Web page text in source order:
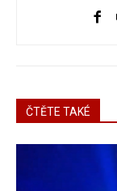
ČTĚTE TAKÉ